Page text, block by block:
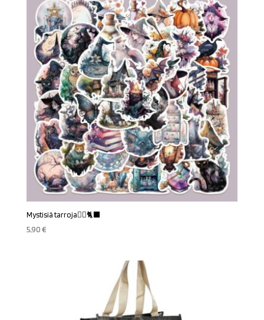
Mystisiä tarroja🧙‍♀️🐈‍⬛
5,90€